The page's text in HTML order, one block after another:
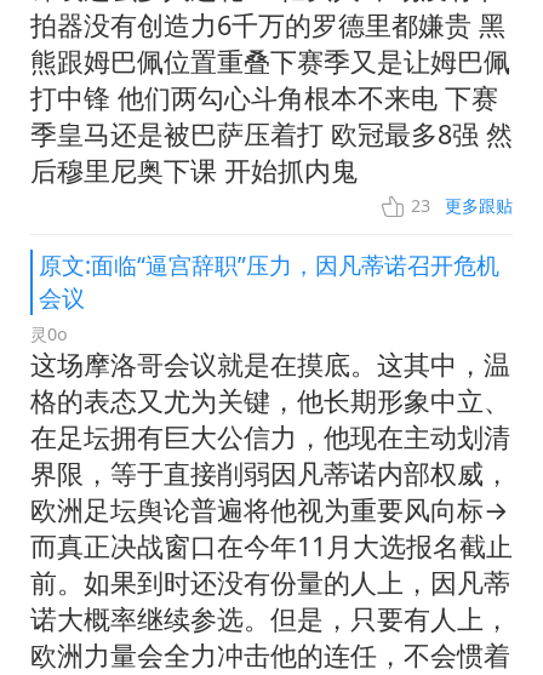
拍器没有创造力6千万的罗德里都嫌贵 黑
熊跟姆巴佩位置重叠下赛季又是让姆巴佩
打中锋 他们两勾心斗角根本不来电 下赛
季皇马还是被巴萨压着打 欧冠最多8强 然
后穆里尼奥下课 开始抓内鬼
23 更多跟贴
原文:面临“逼宫辞职”压力，因凡蒂诺召开危机
会议
灵0o
这场摩洛哥会议就是在摸底。这其中，温
格的表态又尤为关键，他长期形象中立、
在足坛拥有巨大公信力，他现在主动划清
界限，等于直接削弱因凡蒂诺内部权威，
欧洲足坛舆论普遍将他视为重要风向标→
而真正决战窗口在今年11月大选报名截止
前。如果到时还没有份量的人上，因凡蒂
诺大概率继续参选。但是，只要有人上，
欧洲力量会全力冲击他的连任，不会惯着